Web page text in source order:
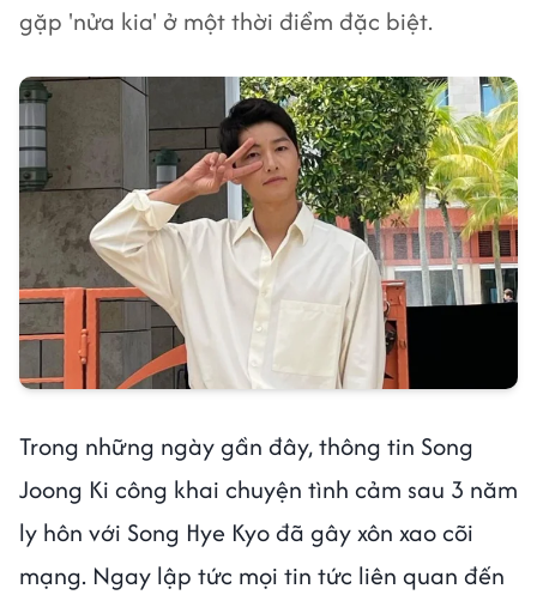
gặp 'nửa kia' ở một thời điểm đặc biệt.
Trong những ngày gần đây, thông tin Song
Joong Ki công khai chuyện tình cảm sau 3 năm
ly hôn với Song Hye Kyo đã gây xôn xao cõi
mạng. Ngay lập tức mọi tin tức liên quan đến